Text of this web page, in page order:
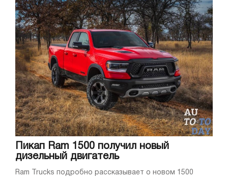
Пикап Ram 1500 получил новый
дизельный двигатель
Ram Trucks подробно рассказывает о новом 1500